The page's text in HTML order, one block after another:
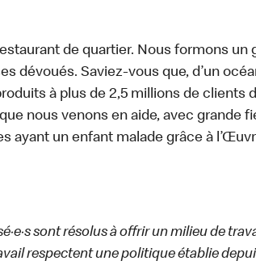
de quartier. Nous formons un
dévoués. Saviez-vous que, d’un
à plus de 2,5 millions de clients
nous venons en aide, avec grande
ayant un enfant malade grâce à
sont résolus à offrir un milieu de
respectent une politique établie